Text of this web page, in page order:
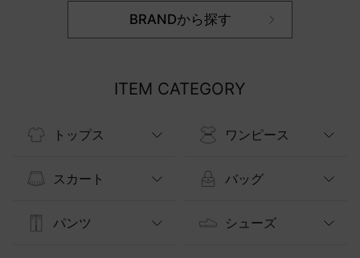
BRANDから探す
ITEM CATEGORY
トップス
スカート
パンツ
ワンピース
バッグ
シューズ